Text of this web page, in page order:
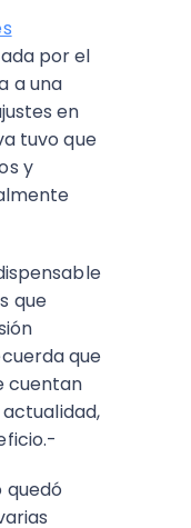
por el
a una
en
tuvo que
y
que
que
cuentan
quedó